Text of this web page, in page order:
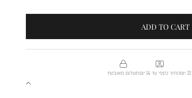
ADD TO CART
החזר כספי עד 14 יום תשלום מאובטח